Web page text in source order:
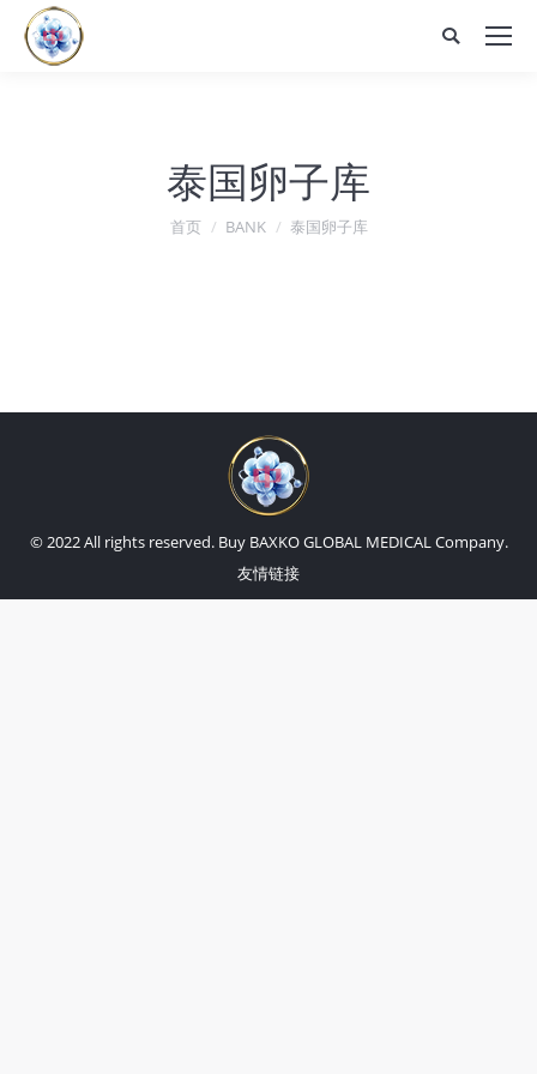
Search:
泰国卵子库
您在这里：
首页 BANK 泰国卵子库
© 2022 All rights reserved. Buy BAXKO GLOBAL MEDICAL Company.
友情链接